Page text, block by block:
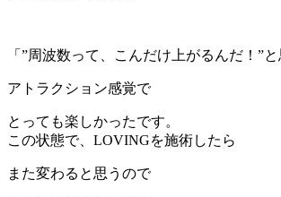
「”周波数って、こんだけ上がるんだ！”と
アトラクション感覚で
とっても楽しかったです。
この状態で、LOVINGを施術したら
また変わると思うので